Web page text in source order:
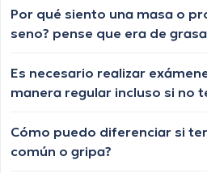
las cejas y pestañas , aunque
creciendo de a poquito pero
pestañas igual algún
crecer o esa enfermedad ya
Por qué siento una masa o
seno? pense que era de
Es necesario realizar
manera regular incluso si no
Cómo puedo diferenciar si
común o gripa?